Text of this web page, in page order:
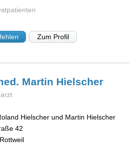
Zum Profil
Martin Hielscher
Hielscher und Martin Hielscher
42
Rottweil